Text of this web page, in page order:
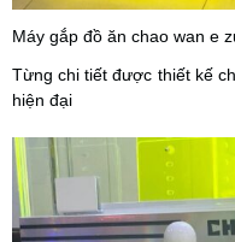
Máy gắp đồ ăn chao wan e
Từng chi tiết được thiết kế
hiện đại